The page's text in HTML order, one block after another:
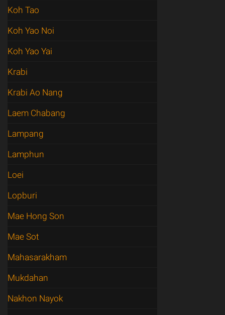
Koh Tao
Koh Yao Noi
Koh Yao Yai
Krabi
Krabi Ao Nang
Laem Chabang
Lampang
Lamphun
Loei
Lopburi
Mae Hong Son
Mae Sot
Mahasarakham
Mukdahan
Nakhon Nayok